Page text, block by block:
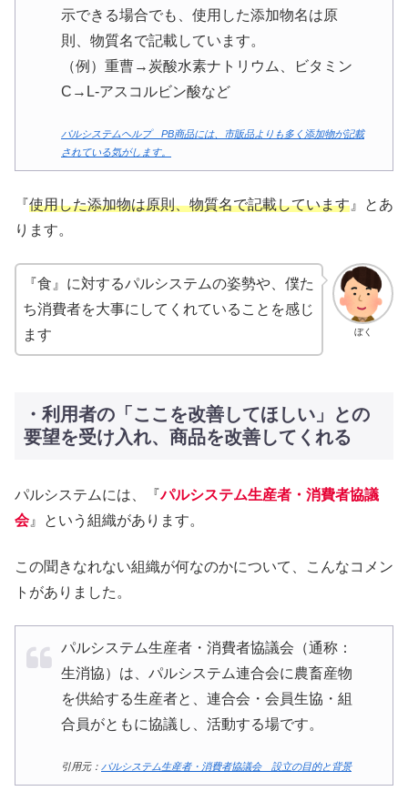
示できる場合でも、使用した添加物名は原
則、物質名で記載しています。
（例）重曹→炭酸水素ナトリウム、ビタミン
C→L-アスコルビン酸など
パルシステムヘルプ PB商品には、市販品よりも多く添加物が記載
されている気がします。
『使用した添加物は原則、物質名で記載しています 』とあ
ります。
ぼく
『食』に対するパルシステムの姿勢や、僕た
ち消費者を大事にしてくれていることを感じ
ます
・利用者の「ここを改善してほしい」との
要望を受け入れ、商品を改善してくれる
パルシステムには、『パルシステム生産者・消費者協議
会』という組織があります。
この聞きなれない組織が何なのかについて、こんなコメン
トがありました。
パルシステム生産者・消費者協議会（通称：
生消協）は、パルシステム連合会に農畜産物
を供給する生産者と、連合会・会員生協・組
合員がともに協議し、活動する場です。
引用元： パルシステム生産者・消費者協議会 設立の目的と背景